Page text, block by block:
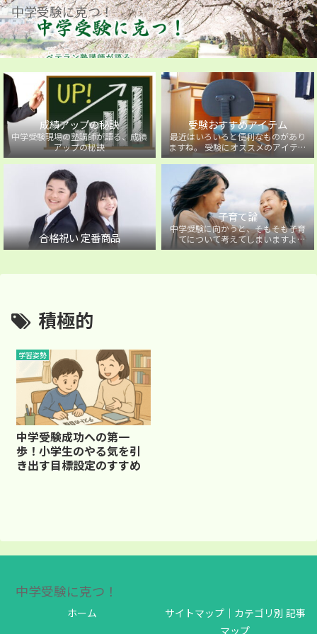
中学受験に克つ！
成績アップの秘訣
中学受験現場の塾講師が語る、成績
アップの秘訣
受験おすすめアイテム
最近はいろいろと便利なものがあり
ますね。 受験にオススメのアイテム
を紹介しています。
合格祝い 定番商品
子育て論
中学受験に向かうと、そもそも子育
てについて考えてしまいますよ
ね・・・。中学受験に向かうお子様
積極的
学習姿勢
中学受験成功への第一
歩！小学生のやる気を引
き出す目標設定のすすめ
中学受験に克つ！
ホーム
サイトマップ｜カテゴリ別 記事
マップ